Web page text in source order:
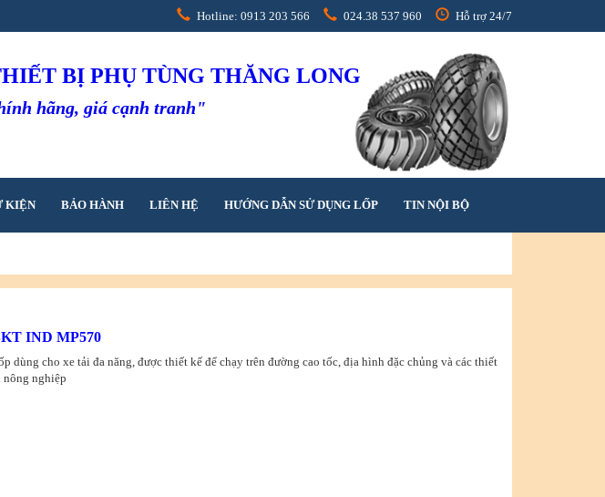
Hotline: 0913 203 566 024.38 537 960 Hỗ trợ 24/7
BỊ PHỤ TÙNG THĂNG LONG
hãng, giá cạnh tranh"
KIỆN BẢO HÀNH LIÊN HỆ HƯỚNG DẪN SỬ DỤNG LỐP TIN NỘI BỘ
IND MP570
dùng cho xe tải đa năng, được thiết kế để chạy trên đường cao tốc, địa hình đặc chủng và các thiết
nông nghiệp